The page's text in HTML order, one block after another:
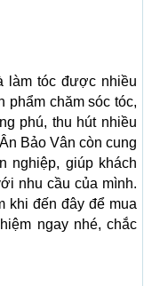
làm tóc được nhiều
phẩm chăm sóc tóc,
phú, thu hút nhiều
Bảo Vân còn cung
nghiệp, giúp khách
nhu cầu của mình.
khi đến đây để mua
ngay nhé, chắc